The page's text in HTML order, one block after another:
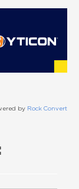
by Rock Convert